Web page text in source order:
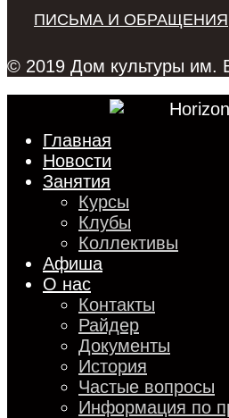
ПИСЬМА И ОБРАЩЕНИЯ
© 2019 Дом культуры им.
Главная
Новости
Занятия
Курсы
Клубы
Коллективы
Афиша
О нас
Контакты
Райдер
Документы
История
Частые вопросы
Информация по